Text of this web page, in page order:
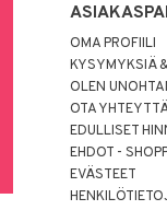
OMA PROFIILI
KYSYMYKSIÄ
OLEN
OTA
EDULLISET
EHDOT -
EVÄSTEET